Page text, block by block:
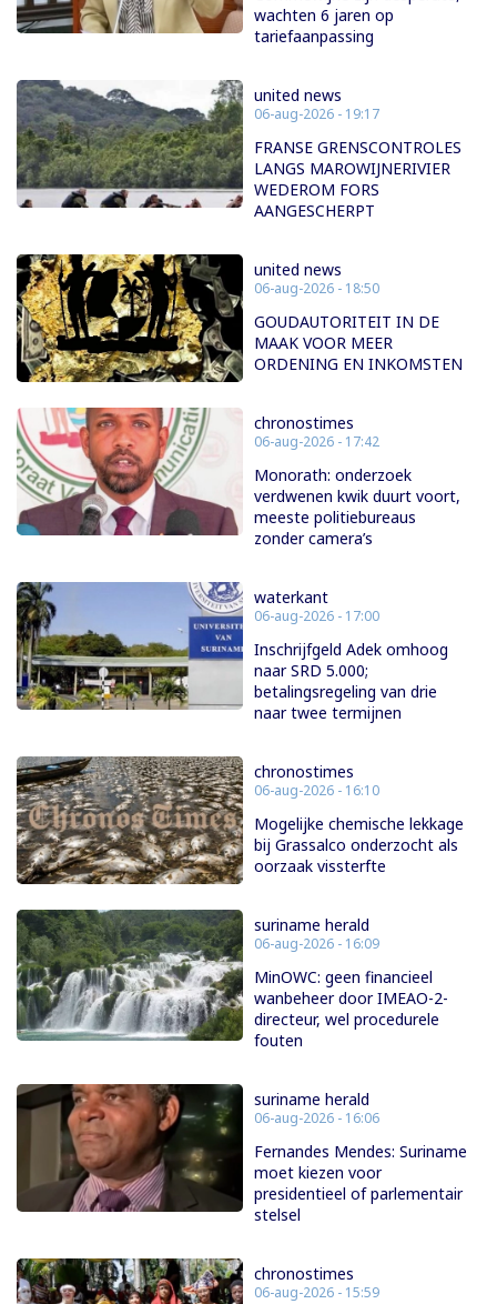
wachten 6 jaren op
tariefaanpassing
united news
06-aug-2026 - 19:17
FRANSE GRENSCONTROLES
LANGS MAROWIJNERIVIER
WEDEROM FORS
AANGESCHERPT
united news
06-aug-2026 - 18:50
GOUDAUTORITEIT IN DE
MAAK VOOR MEER
ORDENING EN INKOMSTEN
chronostimes
06-aug-2026 - 17:42
Monorath: onderzoek
verdwenen kwik duurt voort,
meeste politiebureaus
zonder camera’s
waterkant
06-aug-2026 - 17:00
Inschrijfgeld Adek omhoog
naar SRD 5.000;
betalingsregeling van drie
naar twee termijnen
chronostimes
06-aug-2026 - 16:10
Mogelijke chemische lekkage
bij Grassalco onderzocht als
oorzaak vissterfte
suriname herald
06-aug-2026 - 16:09
MinOWC: geen financieel
wanbeheer door IMEAO-2-
directeur, wel procedurele
fouten
suriname herald
06-aug-2026 - 16:06
Fernandes Mendes: Suriname
moet kiezen voor
presidentieel of parlementair
stelsel
chronostimes
06-aug-2026 - 15:59